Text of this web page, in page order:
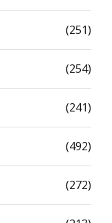
(251)
(254)
(241)
(492)
(272)